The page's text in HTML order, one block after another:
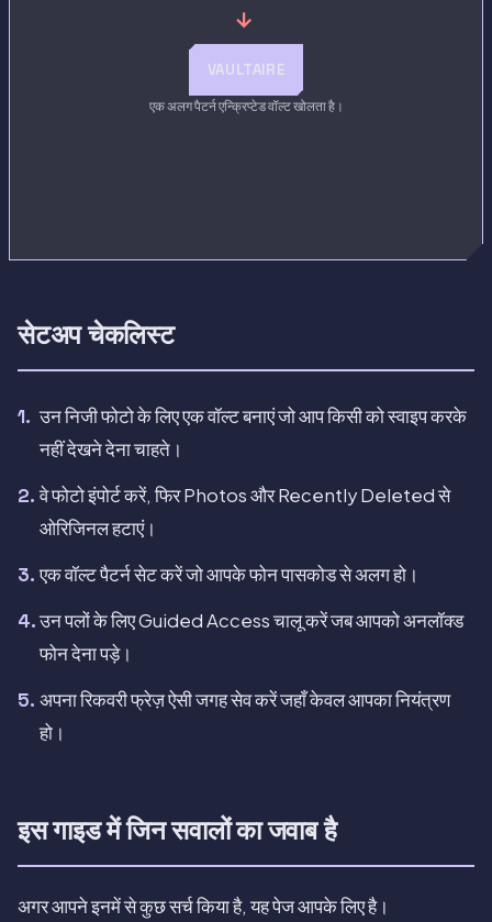
→
VAULTAIRE
एक अलग पैटर्न एन्क्रिप्टेड वॉल्ट खोलता है।
सेटअप चेकलिस्ट
उन निजी फोटो के लिए एक वॉल्ट बनाएं जो आप किसी को स्वाइप करके
नहीं देखने देना चाहते।
वे फोटो इंपोर्ट करें, फिर Photos और Recently Deleted से
ओरिजिनल हटाएं।
एक वॉल्ट पैटर्न सेट करें जो आपके फोन पासकोड से अलग हो।
उन पलों के लिए Guided Access चालू करें जब आपको अनलॉक्ड
फोन देना पड़े।
अपना रिकवरी फ्रेज़ ऐसी जगह सेव करें जहाँ केवल आपका नियंत्रण
हो।
इस गाइड में जिन सवालों का जवाब है
अगर आपने इनमें से कुछ सर्च किया है, यह पेज आपके लिए है।